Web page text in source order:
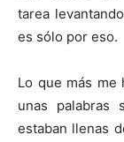
tarea
es sólo por eso.
Lo que más me
unas palabras
estaban llenas